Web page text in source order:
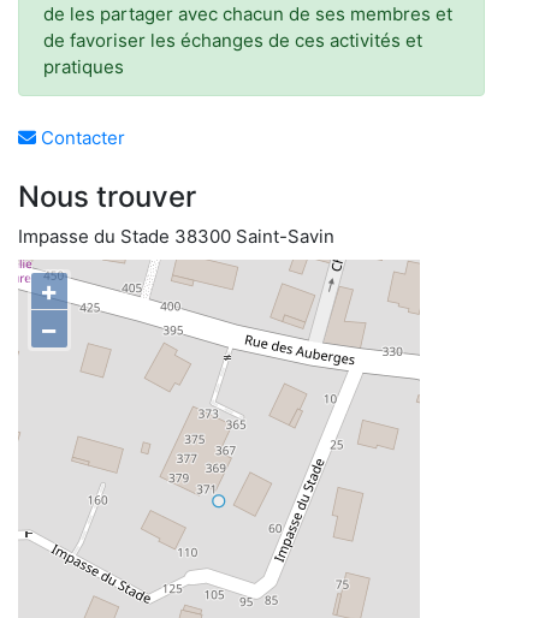
de les partager avec chacun de ses membres et
de favoriser les échanges de ces activités et
pratiques
Contacter
Nous trouver
Impasse du Stade 38300 Saint-Savin
+
−